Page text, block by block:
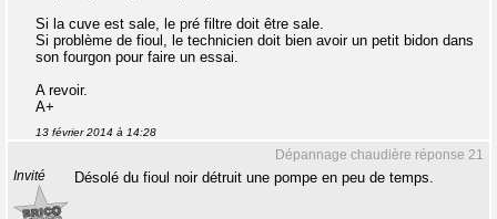
Si la cuve est sale, le pré filtre doit être sale.
Si problème de fioul, le technicien doit bien avoir un petit bidon dans
son fourgon pour faire un essai.
A revoir.
A+
13 février 2014 à 14:28
Dépannage chaudière réponse 21
Invité Désolé du fioul noir détruit une pompe en peu de temps.